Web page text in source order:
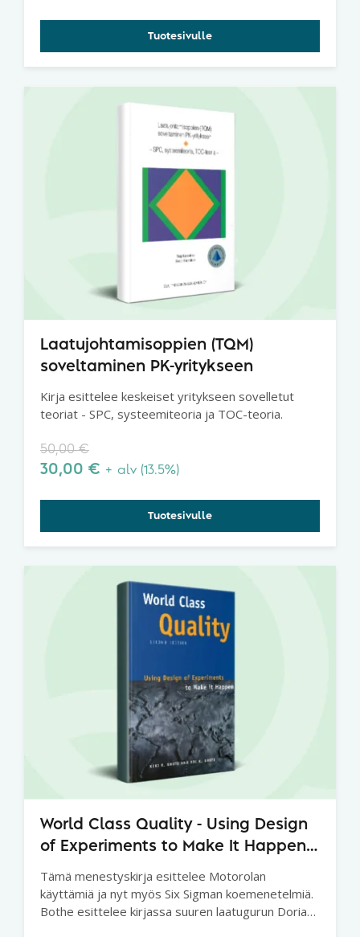
Tuotesivulle
Laatujohtamisoppien (TQM)
soveltaminen PK-yritykseen
Kirja esittelee keskeiset yritykseen sovelletut
teoriat - SPC, systeemiteoria ja TOC-teoria.
50,00€
30,00 € + alv (13.5%)
Tuotesivulle
World Class Quality - Using Design
of Experiments to Make It Happen,
Tämä menestyskirja esittelee Motorolan
käyttämiä ja nyt myös Six Sigman koemenetelmiä.
Bothe esittelee kirjassa suuren laatugurun Dorian